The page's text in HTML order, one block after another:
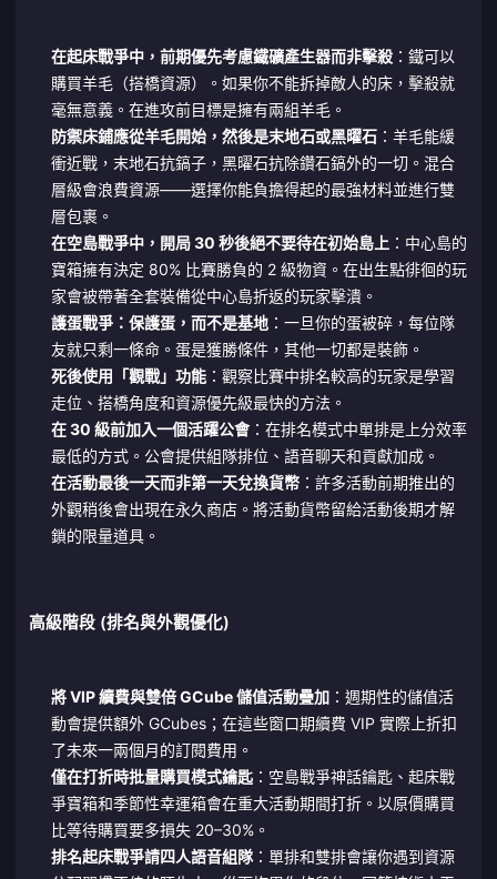
在起床戰爭中，前期優先考慮鐵礦產生器而非擊殺：鐵可以
購買羊毛（搭橋資源）。如果你不能拆掉敵人的床，擊殺就
毫無意義。在進攻前目標是擁有兩組羊毛。
防禦床鋪應從羊毛開始，然後是末地石或黑曜石：羊毛能緩
衝近戰，末地石抗鎬子，黑曜石抗除鑽石鎬外的一切。混合
層級會浪費資源——選擇你能負擔得起的最強材料並進行雙
層包裹。
在空島戰爭中，開局 30 秒後絕不要待在初始島上 ：中心島的
寶箱擁有決定 80% 比賽勝負的 2 級物資。在出生點徘徊的玩
家會被帶著全套裝備從中心島折返的玩家擊潰。
護蛋戰爭：保護蛋，而不是基地：一旦你的蛋被碎，每位隊
友就只剩一條命。蛋是獲勝條件，其他一切都是裝飾。
死後使用「觀戰」功能：觀察比賽中排名較高的玩家是學習
走位、搭橋角度和資源優先級最快的方法。
在 30 級前加入一個活躍公會：在排名模式中單排是上分效率
最低的方式。公會提供組隊排位、語音聊天和貢獻加成。
在活動最後一天而非第一天兌換貨幣：許多活動前期推出的
外觀稍後會出現在永久商店。將活動貨幣留給活動後期才解
鎖的限量道具。
高級階段 (排名與外觀優化)
將 VIP 續費與雙倍 GCube 儲值活動疊加：週期性的儲值活
動會提供額外 GCubes；在這些窗口期續費 VIP 實際上折扣
了未來一兩個月的訂閱費用。
僅在打折時批量購買模式鑰匙：空島戰爭神話鑰匙、起床戰
爭寶箱和季節性幸運箱會在重大活動期間打折。以原價購買
比等待購買要多損失 20–30%。
排名起床戰爭請四人語音組隊：單排和雙排會讓你遇到資源